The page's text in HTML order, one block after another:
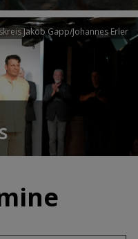
Jakob Gapp/Johannes Erler